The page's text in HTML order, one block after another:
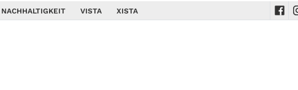
NACHHALTIGKEIT VISTA XISTA